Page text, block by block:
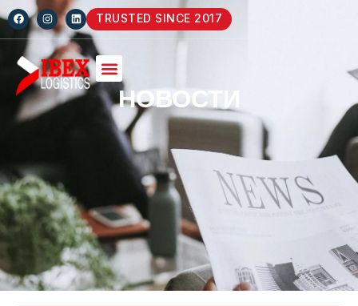
TRUSTED SINCE 2017
НОВОСТИ